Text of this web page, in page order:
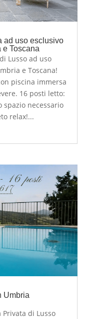
ad uso esclusivo
e Toscana
Lusso ad uso
e Toscana!
piscina immersa
16 posti letto:
spazio necessario
relax!...
Umbria
Privata di Lusso